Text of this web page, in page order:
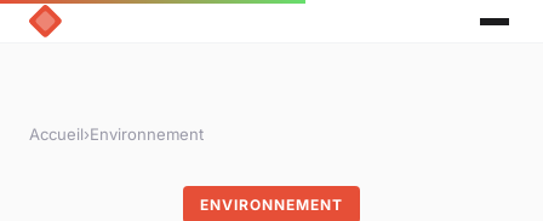
Accueil›Environnement
ENVIRONNEMENT